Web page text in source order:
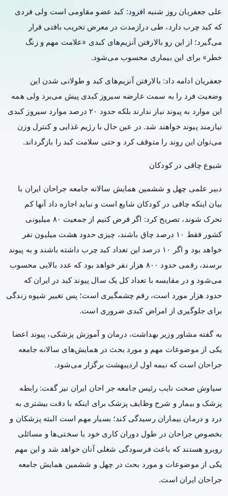
علی جعفریان روز شنبه افزود: کبد عضو مقاومی است ولی فردی
کهکبد چرب دارد، طی درازمدت در معرض تخریب بافتی قرار
می‌گیرد؛ از این رو بالارفتن آنزیم‌های کبدی «علامت مهم و زنگ
خطر» برای این بیماری محسوب می‌شود.
جعفریان ادامه داد: بالارفتن آنزیم‌های کبد و طولانی شدن این
وضعیت فرد را به سمت عارضه سیروز کبدی پیش می‌برد ولی همه
این موارد به پیوند نیاز ندارند بلکه حدود ۲۰ درصد موارد سیروز کبدی
نیازمند پیوند خواهند شد. در عین حال بارژیم غذایی وکنترل وزن
می‌توان این روند را متوقف کرد و حتی سلامت کبد را بازگرداند.
شیوع چاقی در کودکان
دبیر علمی چهل و ششمین همایش سالانه جامعه جراحان ایران با
بیان اینکه چاقی در کودکان شایع است و نباید اجازه داد آنها کم
تحرک شوند، تصریح کرد: اگر فرض کنیم از جمعیت ۸۰ میلیونی
کشور فقط ۱۰ درصد چاق باشند، چیزی حدود هشت میلیون نفر
خواهد بود و اگر ۱۰ درصد این تعداد
کبد چرب داشته باشند و به پیوند
برسند، رقمی حدود ۸۰۰ هزار نفر خواهد بود که عدد بالایی محسوب
می‌شود و در مقایسه با تعداد کل یک سال پیوند کبد در ایران که
حدود هزار مورد است، رقم چشمگیری است؛ پس تغییر شیوه زندگی
برای جلوگیری از امراض کبدی ضروری است.
به گفته مشاور وزیر بهداشت، درمان و آموزش پزشکی، پیوند اعضا
یکی از موضوعات مهم و مورد بحث در همایش‌های سالانه جامعه
جراحان است که نیمه اول اردیبهشت برگزار می‌شود.
سیاوش صحت نایب رئیس جامعه جر احان ایران نیز گفت: رابطه
پزشک و بیمار و شرح وظایف پزشک برای اینکه با دقت بیشتری به
درد و درمان بیماران رسیدگی کند؛ بسیار مهم است البته پزشکان و
بخصوص جراحان در طول دوران کاری خود با سختی‌ها و مسائلی
روبرو هستند که باعث فرسودگی شغلی آنان خواهد شد و این مهم
یکی از موضوعات و مورد بحث در چهل و ششمین همایش جامعه
جراحان ایران است.